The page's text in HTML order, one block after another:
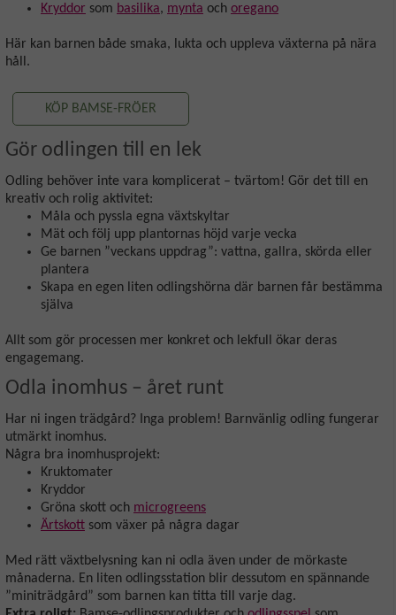
Kryddor som basilika, mynta och oregano
Här kan barnen både smaka, lukta och uppleva växterna på nära
håll.
KÖP BAMSE-FRÖER
Gör odlingen till en lek
Odling behöver inte vara komplicerat – tvärtom! Gör det till en
kreativ och rolig aktivitet:
Måla och pyssla egna växtskyltar
Mät och följ upp plantornas höjd varje vecka
Ge barnen ”veckans uppdrag”: vattna, gallra, skörda eller
plantera
Skapa en egen liten odlingshörna där barnen får bestämma
själva
Allt som gör processen mer konkret och lekfull ökar deras
engagemang.
Odla inomhus – året runt
Har ni ingen trädgård? Inga problem! Barnvänlig odling fungerar
utmärkt inomhus.
Några bra inomhusprojekt:
Kruktomater
Kryddor
Gröna skott och microgreens
Ärtskott som växer på några dagar
Med rätt växtbelysning kan ni odla även under de mörkaste
månaderna. En liten odlingsstation blir dessutom en spännande
”miniträdgård” som barnen kan titta till varje dag.